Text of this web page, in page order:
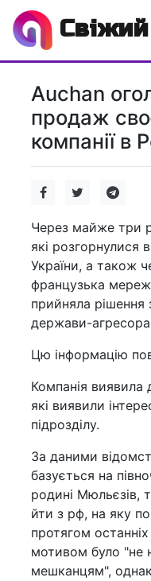
Auchan
продаж
компанії в
Через майже три
які розгорнулися
України, а також
французька
прийняла
держави-
Цю інформацію
Компанія виявила
які виявили
підрозділу.
За даними
базується на
родині Мюльєзів,
йти з рф, на яку
протягом
мотивом було "не
мешканцям", однак